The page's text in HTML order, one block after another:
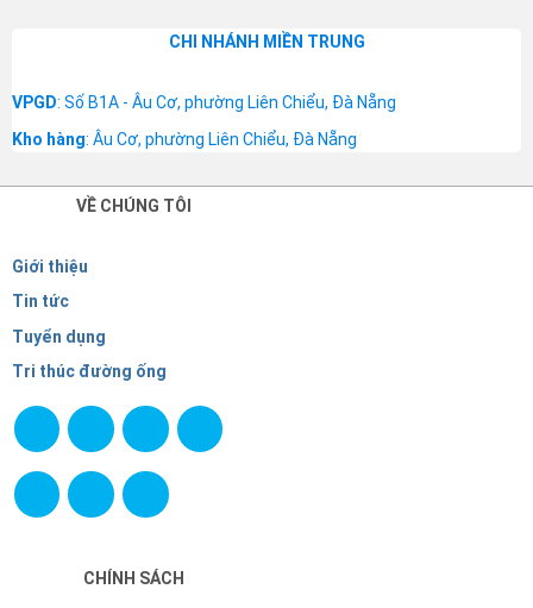
CHI NHÁNH MIỀN TRUNG
VPGD: Số B1A - Âu Cơ, phường Liên Chiểu, Đà Nẵng
Kho hàng: Âu Cơ, phường Liên Chiểu, Đà Nẵng
VỀ CHÚNG TÔI
Giới thiệu
Tin tức
Tuyển dụng
Tri thúc đường ống
CHÍNH SÁCH